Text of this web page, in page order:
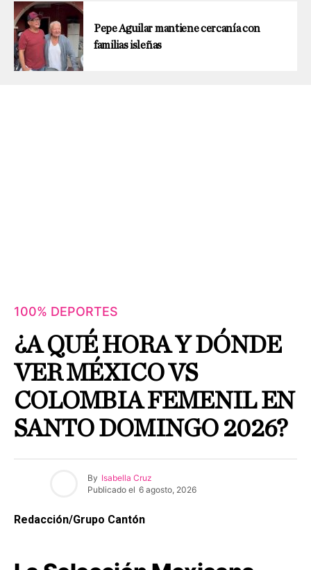
Pepe Aguilar mantiene cercanía con
familias isleñas
100% DEPORTES
¿A QUÉ HORA Y DÓNDE
VER MÉXICO VS
COLOMBIA FEMENIL EN
SANTO DOMINGO 2026?
By Isabella Cruz
Publicado el 6 agosto, 2026
Redacción/Grupo Cantón